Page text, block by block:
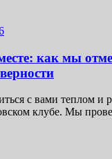
как мы
с вами теплом и
клубе. Мы